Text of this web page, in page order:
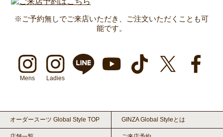
※ご予約無しでご来店いただき、ご注文いただくことも可
能です。
Mens Ladies
オーダースーツ Global Style TOP GINZA Global Styleとは